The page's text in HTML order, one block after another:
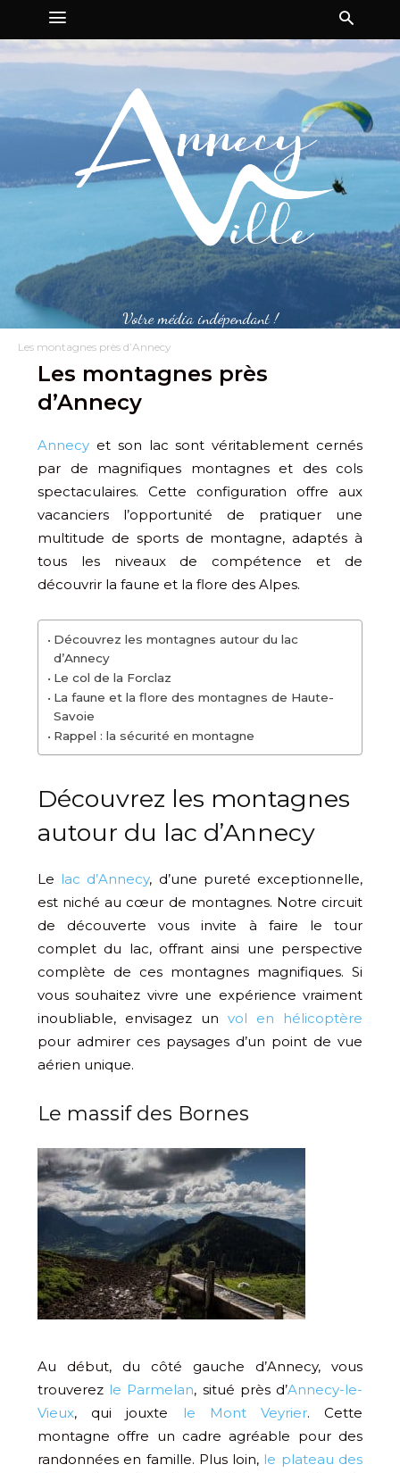
Votre média indépendant !
Les montagnes près d’Annecy
Les montagnes près
d’Annecy
Annecy et son lac sont véritablement cernés
par de magnifiques montagnes et des cols
spectaculaires. Cette configuration offre aux
vacanciers l’opportunité de pratiquer une
multitude de sports de montagne, adaptés à
tous les niveaux de compétence et de
découvrir la faune et la flore des Alpes.
Découvrez les montagnes autour du lac
d’Annecy
Le col de la Forclaz
La faune et la flore des montagnes de Haute-
Savoie
Rappel : la sécurité en montagne
Découvrez les montagnes
autour du lac d’Annecy
Le lac d’Annecy, d’une pureté exceptionnelle,
est niché au cœur de montagnes. Notre circuit
de découverte vous invite à faire le tour
complet du lac, offrant ainsi une perspective
complète de ces montagnes magnifiques. Si
vous souhaitez vivre une expérience vraiment
inoubliable, envisagez un vol en hélicoptère
pour admirer ces paysages d’un point de vue
aérien unique.
Le massif des Bornes
Au début, du côté gauche d’Annecy, vous
trouverez le Parmelan, situé près d’Annecy-le-
Vieux, qui jouxte le Mont Veyrier. Cette
montagne offre un cadre agréable pour des
randonnées en famille. Plus loin, le plateau des